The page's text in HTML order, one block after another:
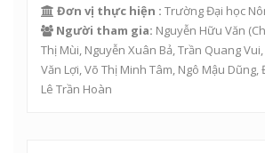
Đơn vị thực hiện : Trường Đại học
Người tham gia: Nguyễn Hữu Văn
Thị Mùi, Nguyễn Xuân Bả,Trần Quang Vui,
Văn Lợi,Võ Thị Minh Tâm, Ngô Mậu Dũng,
Lê Trần Hoàn